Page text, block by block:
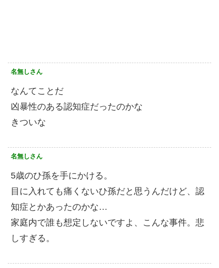
名無しさん
なんてことだ
凶暴性のある認知症だったのかな
きついな
名無しさん
5歳のひ孫を手にかける。
目に入れても痛くないひ孫だと思うんだけど、認
知症とかあったのかな…
家庭内で誰も想定しないですよ、こんな事件。悲
しすぎる。